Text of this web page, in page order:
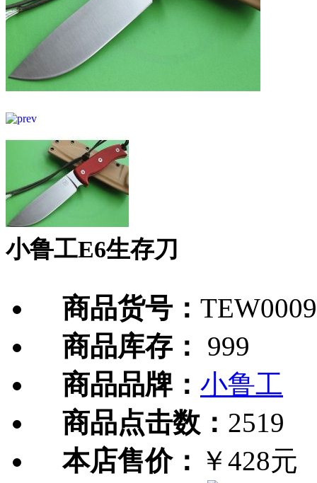
小鲁工E6生存刀
商品货号：
商品库存：
999
商品品牌： 小鲁工
商品点击数： 2519
本店售价： ￥428元